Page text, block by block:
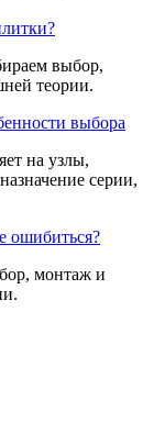
выбор,
теории.
выбора
на узлы,
серии,
ошибиться?
монтаж и